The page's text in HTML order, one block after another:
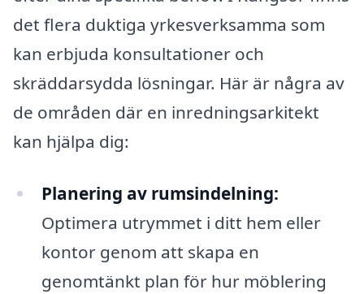
det flera duktiga yrkesverksamma som
kan erbjuda konsultationer och
skräddarsydda lösningar. Här är några av
de områden där en inredningsarkitekt
kan hjälpa dig:
Planering av rumsindelning:
Optimera utrymmet i ditt hem eller
kontor genom att skapa en
genomtänkt plan för hur möblering